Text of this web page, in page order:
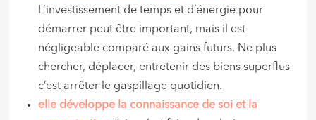
L’investissement de temps et d’énergie pour
démarrer peut être important, mais il est
négligeable comparé aux gains futurs. Ne plus
chercher, déplacer, entretenir des biens superflus
c’est arrêter le gaspillage quotidien.
elle développe la connaissance de soi et la